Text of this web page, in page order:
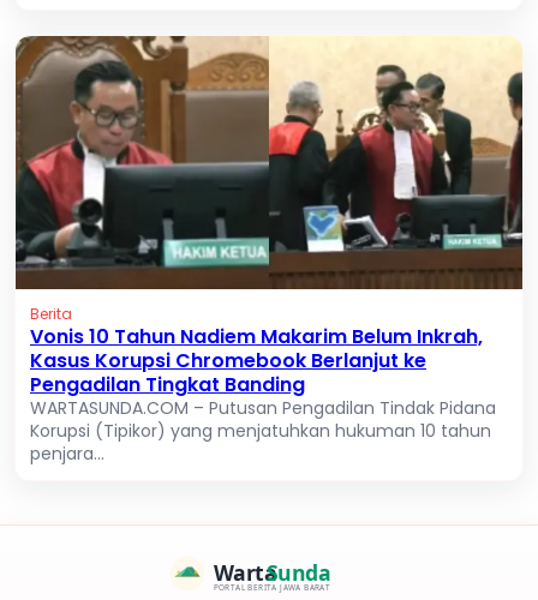
Berita
Vonis 10 Tahun Nadiem Makarim Belum Inkrah,
Kasus Korupsi Chromebook Berlanjut ke
Pengadilan Tingkat Banding
WARTASUNDA.COM – Putusan Pengadilan Tindak Pidana
Korupsi (Tipikor) yang menjatuhkan hukuman 10 tahun
penjara...
WartaSunda
PORTAL BERITA JAWA BARAT